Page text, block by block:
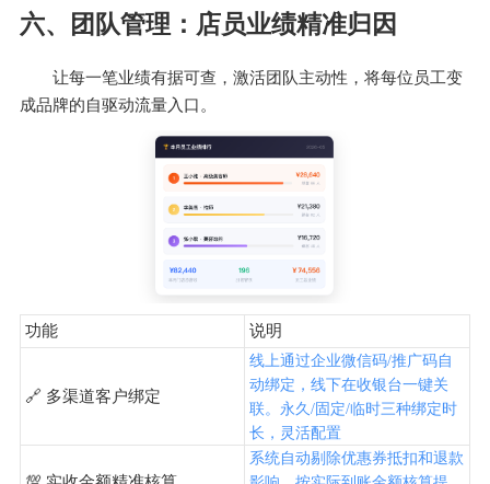
六、团队管理：店员业绩精准归因
让每一笔业绩有据可查，激活团队主动性，将每位员工变
成品牌的自驱动流量入口。
功能 说明
🔗 多渠道客户绑定
线上通过企业微信码/推广码自
动绑定，线下在收银台一键关
联。永久/固定/临时三种绑定时
长，灵活配置
系统自动剔除优惠券抵扣和退款